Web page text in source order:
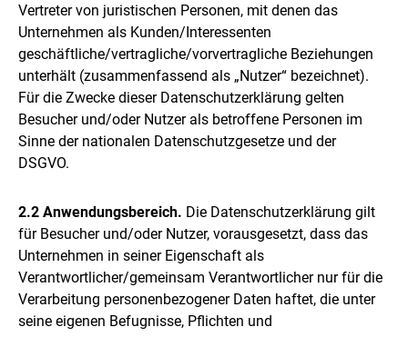
Vertreter von juristischen Personen, mit denen das
Unternehmen als Kunden/Interessenten
geschäftliche/vertragliche/vorvertragliche Beziehungen
unterhält (zusammenfassend als „Nutzer“ bezeichnet).
Für die Zwecke dieser Datenschutzerklärung gelten
Besucher und/oder Nutzer als betroffene Personen im
Sinne der nationalen Datenschutzgesetze und der
DSGVO.
2.2 Anwendungsbereich. Die Datenschutzerklärung gilt
für Besucher und/oder Nutzer, vorausgesetzt, dass das
Unternehmen in seiner Eigenschaft als
Verantwortlicher/gemeinsam Verantwortlicher nur für die
Verarbeitung personenbezogener Daten haftet, die unter
seine eigenen Befugnisse, Pflichten und